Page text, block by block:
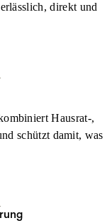
direkt und
Hausrat-,
schützt damit, was